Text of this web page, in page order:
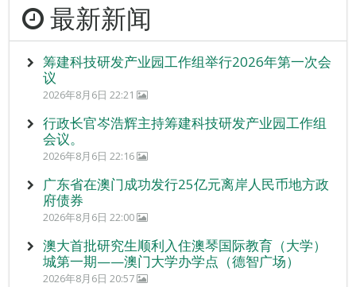
最新新闻
筹建科技研发产业园工作组举行2026年第一次会
议
2026年8月6日 22:21
行政长官岑浩辉主持筹建科技研发产业园工作组
会议。
2026年8月6日 22:16
广东省在澳门成功发行25亿元离岸人民币地方政
府债券
2026年8月6日 22:00
澳大首批研究生顺利入住澳琴国际教育（大学）
城第一期——澳门大学办学点（德智广场）
2026年8月6日 20:57